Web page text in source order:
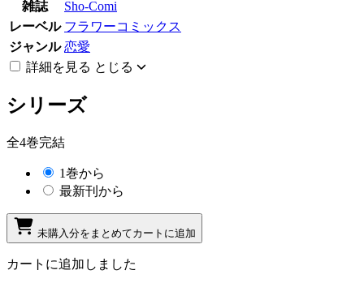
雑誌
Sho-Comi
レーベル フラワーコミックス
ジャンル 恋愛
詳細を見る とじる
シリーズ
全4巻完結
1巻から
最新刊から
未購入分をまとめてカートに追加
カートに追加しました